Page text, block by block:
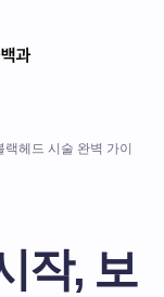
헤드 시술 완벽 가이
작, 보